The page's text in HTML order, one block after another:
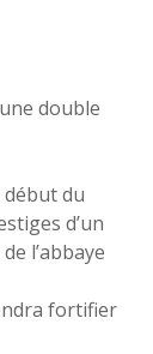
double
du
d’un
l’abbaye
fortifier